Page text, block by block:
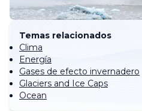
Temas relacionados
Clima
Energía
Gases de efecto invernadero
Glaciers and Ice Caps
Ocean